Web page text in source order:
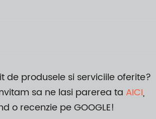
de produsele si serviciile oferite?
sa ne lasi parerea ta AICI,
o recenzie pe GOOGLE!